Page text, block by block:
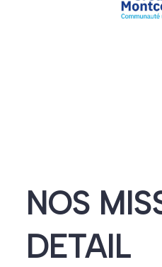
NOS
DETAIL